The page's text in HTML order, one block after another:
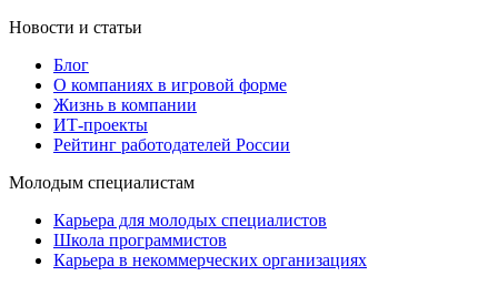
Новости и статьи
Блог
О компаниях в игровой форме
Жизнь в компании
ИТ-проекты
Рейтинг работодателей России
Молодым специалистам
Карьера для молодых специалистов
Школа программистов
Карьера в некоммерческих организациях